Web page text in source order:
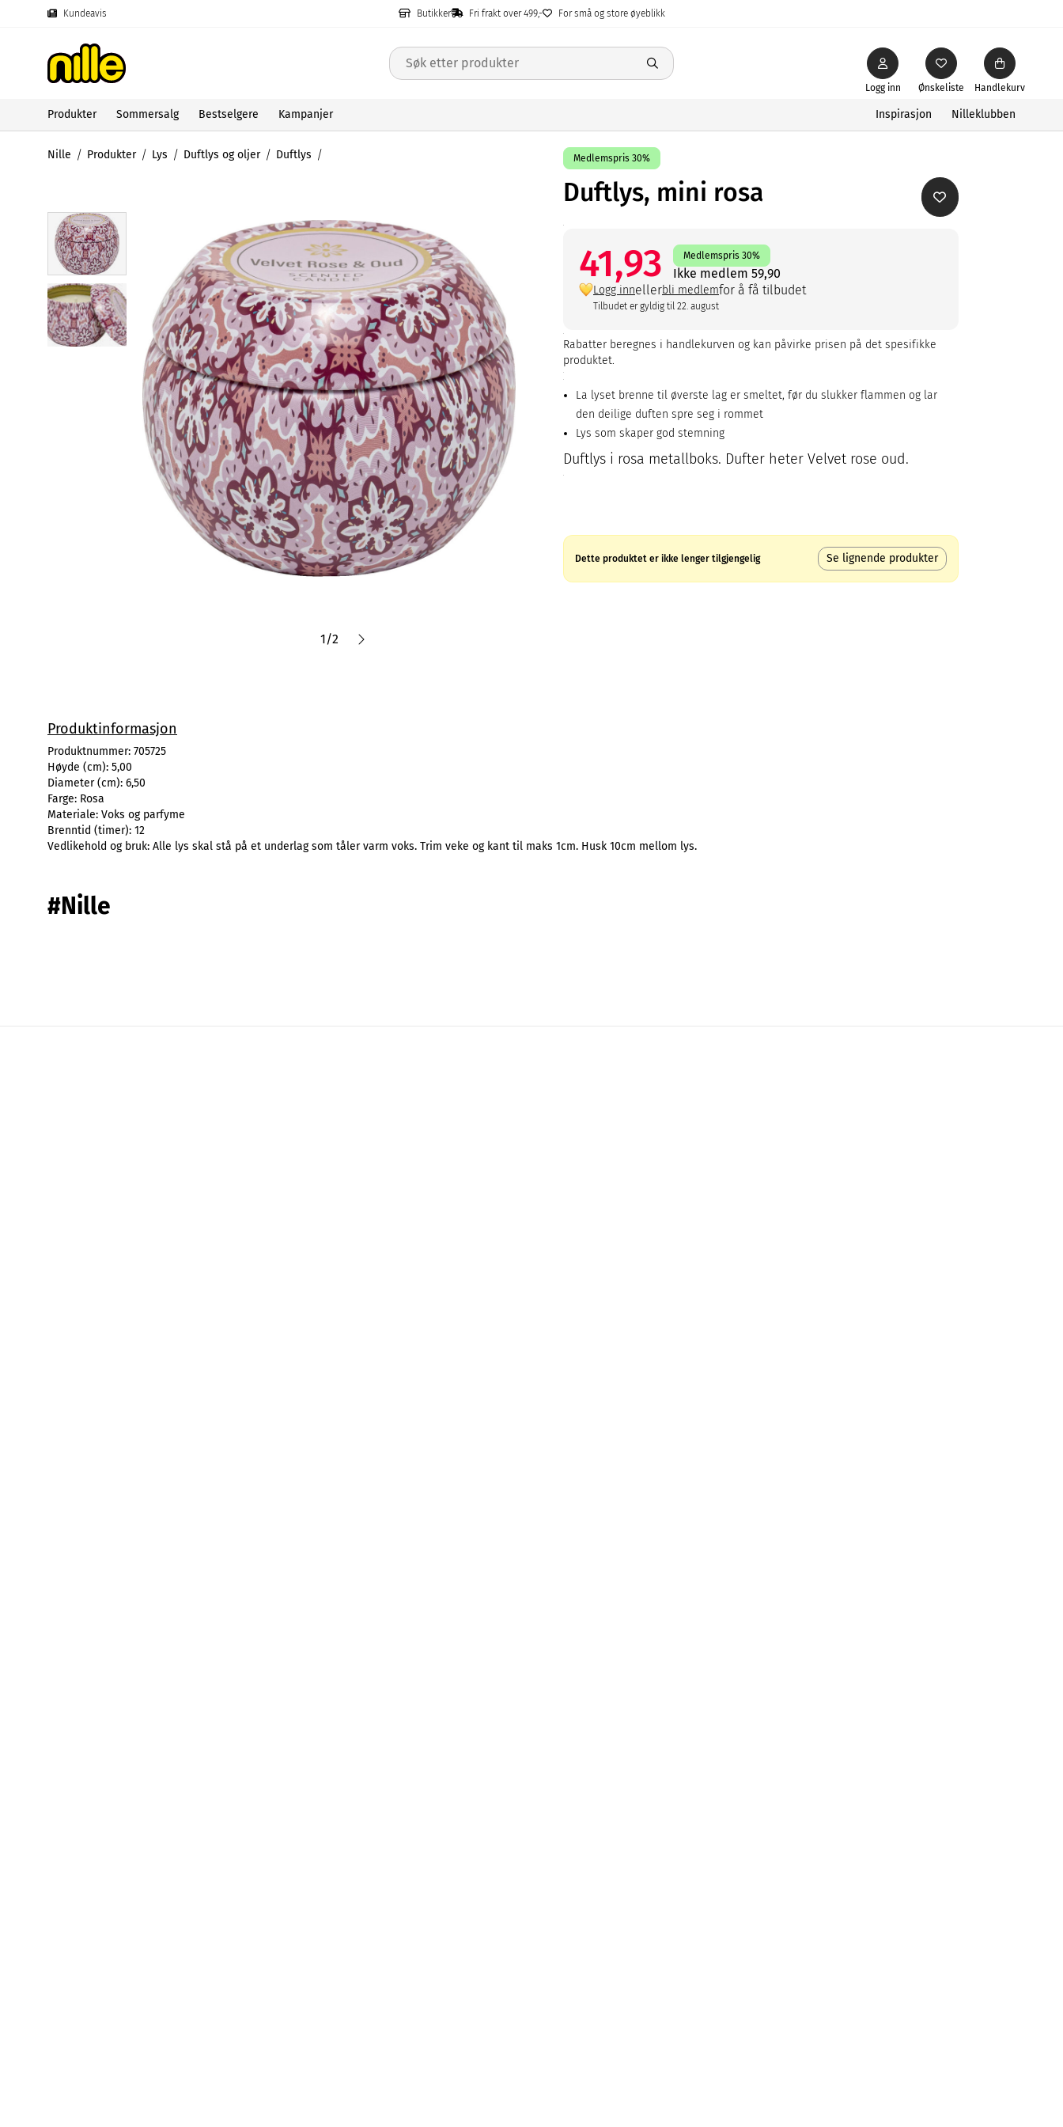
Kundeavis Butikker Fri frakt over 499,- For små og store øyeblikk
Ønskeliste
Logg inn Handlekurv
Produkter Sommersalg Bestselgere Kampanjer Inspirasjon Nilleklubben
Nille Produkter Lys Duftlys og oljer Duftlys
1/2
Medlemspris 30%
Duftlys, mini rosa
41,93 Medlemspris 30%
Ikke medlem 59,90
Logg innellerbli medlemfor å få tilbudet
Tilbudet er gyldig til 22. august
Rabatter beregnes i handlekurven og kan påvirke prisen på det spesifikke
produktet.
La lyset brenne til øverste lag er smeltet, før du slukker flammen og lar
den deilige duften spre seg i rommet
Lys som skaper god stemning
Duftlys i rosa metallboks. Dufter heter Velvet rose oud.
Dette produktet er ikke lenger tilgjengelig Se lignende produkter
Produktinformasjon
Produktnummer: 705725
Høyde (cm): 5,00
Diameter (cm): 6,50
Farge: Rosa
Materiale: Voks og parfyme
Brenntid (timer): 12
Vedlikehold og bruk: Alle lys skal stå på et underlag som tåler varm voks. Trim veke og kant til maks 1cm. Husk 10cm mellom lys.
#Nille